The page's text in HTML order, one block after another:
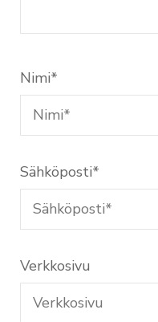
Nimi*
Sähköposti*
Verkkosivu